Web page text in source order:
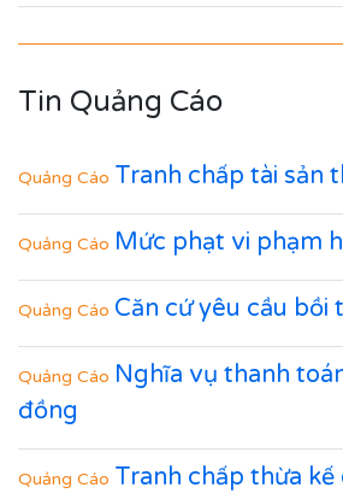
Tin Quảng Cáo
Quảng Cáo Tranh chấp tài sản
Quảng Cáo Mức phạt vi phạm
Quảng Cáo Căn cứ yêu cầu bồi
Quảng Cáo Nghĩa vụ thanh
đồng
Quảng Cáo Tranh chấp thừa